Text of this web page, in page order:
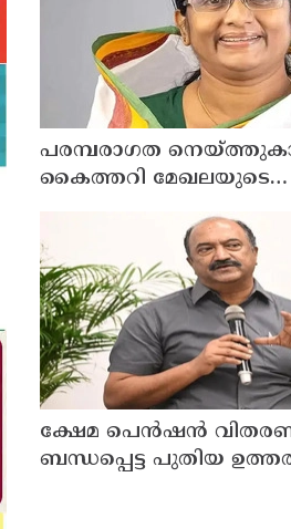
പരമ്പരാഗത
കൈത്തറി മേഖലയുടെ
ഡെപ്യൂട്ടി സ്പീക്കർ
ക്ഷേമ പെൻഷൻ
ബന്ധപ്പെട്ട പുതിയ